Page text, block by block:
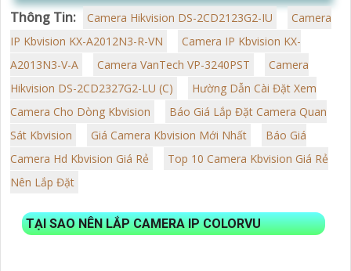
Thông Tin: Camera Hikvision DS-2CD2123G2-IU
Camera
IP Kbvision KX-A2012N3-R-VN
Camera IP Kbvision KX-
A2013N3-V-A
Camera VanTech VP-3240PST
Camera
Hikvision DS-2CD2327G2-LU (C)
Hường Dẫn Cài Đặt Xem
Camera Cho Dòng Kbvision
Báo Giá Lắp Đặt Camera Quan
Sát Kbvision
Giá Camera Kbvision Mới Nhất
Báo Giá
Camera Hd Kbvision Giá Rẻ
Top 10 Camera Kbvision Giá Rẻ
Nên Lắp Đặt
TẠI SAO NÊN LẮP CAMERA IP COLORVU